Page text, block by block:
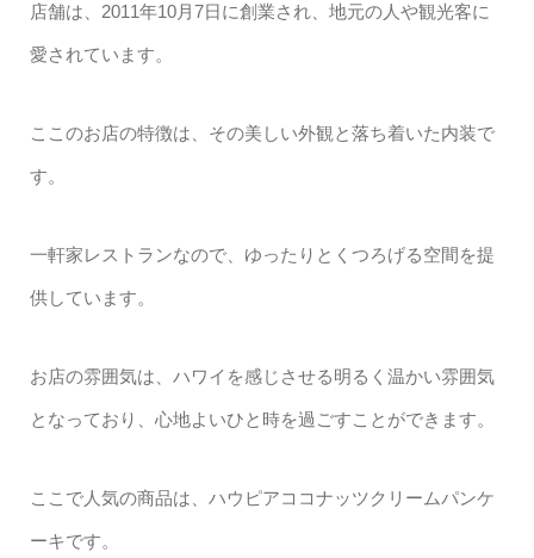
店舗は、2011年10月7日に創業され、地元の人や観光客に
愛されています。
ここのお店の特徴は、その美しい外観と落ち着いた内装で
す。
一軒家レストランなので、ゆったりとくつろげる空間を提
供しています。
お店の雰囲気は、ハワイを感じさせる明るく温かい雰囲気
となっており、心地よいひと時を過ごすことができます。
ここで人気の商品は、ハウピアココナッツクリームパンケ
ーキです。